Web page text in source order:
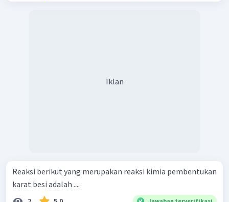
Iklan
Reaksi berikut yang merupakan reaksi kimia pembentukan
karat besi adalah ....